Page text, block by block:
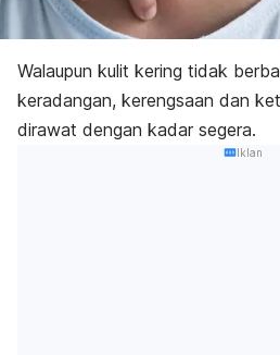
Walaupun kulit kering tidak
keradangan, kerengsaan dan
dirawat dengan kadar segera.
Iklan